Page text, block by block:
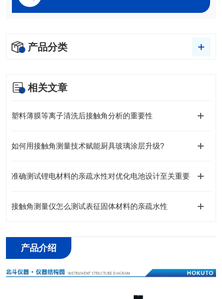
产品分类
相关文章
塑料薄膜等离子清洗后接触角分析的重要性
如何用接触角测量技术赋能厨具玻璃涂层升级?
准确测试锂电材料的亲疏水性对优化电池设计至关重要
接触角测量仪怎么测试表征固体材料的亲疏水性
产品介绍